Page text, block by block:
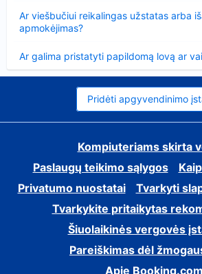
Ar viešbučiui reikalingas užstatas arba
apmokėjimas?
Ar galima pristatyti papildomą lovą ar
Pridėti apgyvendinimo
Kompiuteriams skirta
Paslaugų teikimo sąlygos
Privatumo nuostatai
Tvarkyti
Tvarkykite pritaikytas
Šiuolaikinės vergovės
Pareiškimas dėl
Apie Booking.com